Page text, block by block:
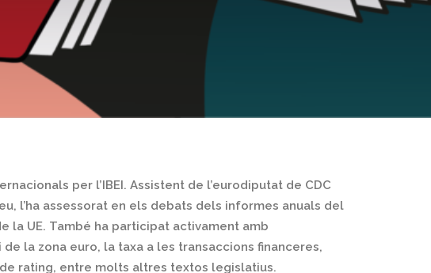
per l’IBEI. Assistent de l’eurodiputat de CDC
l’ha assessorat en els debats dels informes anuals del
la UE. També ha participat activament amb
la zona euro, la taxa a les transaccions financeres,
rating, entre molts altres textos legislatius.